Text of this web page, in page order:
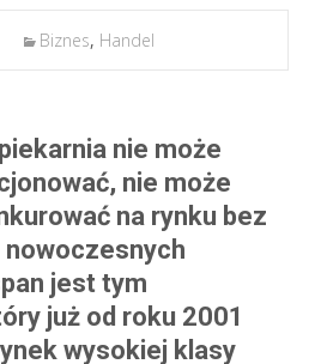
Biznes, Handel
nie może
nie może
na rynku bez
jest tym
już od roku 2001
wysokiej klasy